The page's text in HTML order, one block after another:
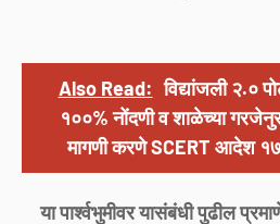
Also Read: विद्यांजली २.०
१००% नोंदणी व शाळेच्या
मागणी करणे SCERT आदेश
या पार्श्वभुमीवर यासंबंधी पुढील